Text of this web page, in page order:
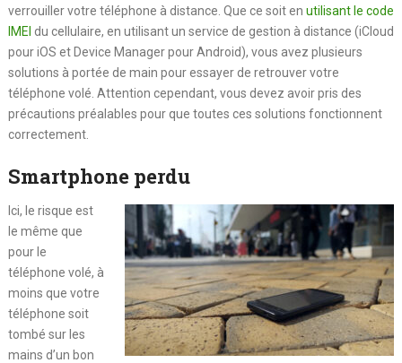
verrouiller votre téléphone à distance. Que ce soit en utilisant le code
IMEI du cellulaire, en utilisant un service de gestion à distance (iCloud
pour iOS et Device Manager pour Android), vous avez plusieurs
solutions à portée de main pour essayer de retrouver votre
téléphone volé. Attention cependant, vous devez avoir pris des
précautions préalables pour que toutes ces solutions fonctionnent
correctement.
Smartphone perdu
Ici, le risque est
le même que
pour le
téléphone volé, à
moins que votre
téléphone soit
tombé sur les
mains d’un bon